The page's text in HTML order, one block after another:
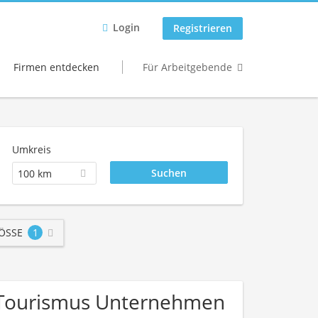
Login Registrieren
Firmen entdecken Für Arbeitgebende
Umkreis
100 km
1
Unternehmen